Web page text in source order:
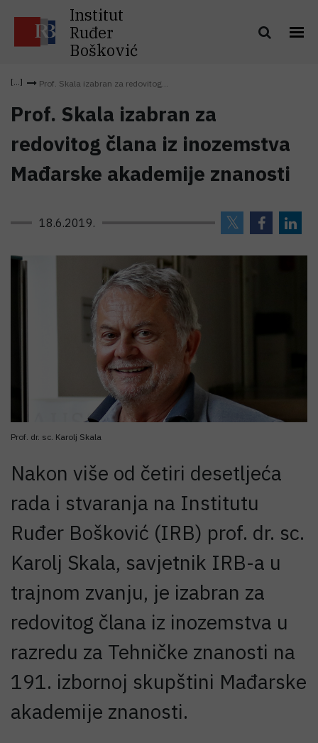
Institut
Ruđer
Bošković
Prof. Skala izabran za redovitog...
Prof. Skala izabran za
redovitog člana iz inozemstva
Mađarske akademije znanosti
18.6.2019.
Prof. dr. sc. Karolj Skala
Nakon više od četiri desetljeća
rada i stvaranja na Institutu
Ruđer Bošković (IRB) prof. dr. sc.
Karolj Skala, savjetnik IRB-a u
trajnom zvanju, je izabran za
redovitog člana iz inozemstva u
razredu za Tehničke znanosti na
191. izbornoj skupštini Mađarske
akademije znanosti.